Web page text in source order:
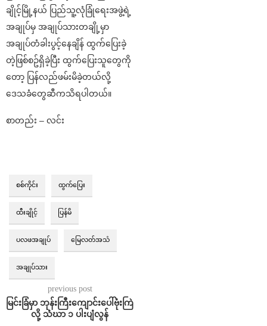
ချိုင့်မြို့နယ် ပြည်သူ့လုံခြုံရေးအဖွဲ့ရဲ့
အချုပ်မှ အချုပ်သားတချို့မှာ
အချုပ်တံခါးပွင့်နေချိန် ထွက်ပြေးခဲ့
တဲ့ဖြစ်စဥ်ရှိခဲ့ပြီး ထွက်ပြေးသူတွေကို
တော့ ပြန်လည်ဖမ်းမိခဲ့တယ်လို့
ဒေသခံတွေဆီကသိရပါတယ်။
စာတည်း – လင်း
စစ်ကိုင်း ထွက်ပြေး
ထီးချိုင့် ပြန်မိ
ပလဖအချုပ် မြေလတ်အသံ
အချုပ်သား
previous post
မြင်းခြံမှာ ဘုန်းကြီးကျောင်းပေါ်ဗုံးကြဲ
လို့ သံဃာ ၁ ပါးပျံလွန်